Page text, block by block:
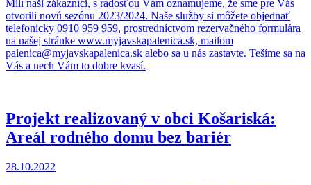
Milí naši zákazníci, s radosťou Vám oznamujeme, že sme pre Vás
otvorili novú sezónu 2023/2024. Naše služby si môžete objednať
telefonicky 0910 959 959, prostredníctvom rezervačného formulára
na našej stránke www.myjavskapalenica.sk, mailom
palenica@myjavskapalenica.sk alebo sa u nás zastavte. Tešíme sa na
Vás a nech Vám to dobre kvasí.
Projekt realizovaný v obci Košariská:
Areál rodného domu bez bariér
28.10.2022